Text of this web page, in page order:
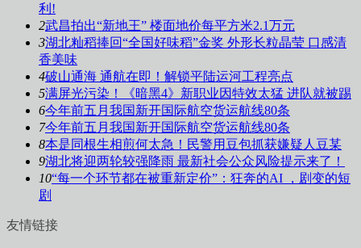
利!
2武昌拍出“新地王” 楼面地价每平方米2.1万元
3湖北籼稻捧回“全国好味稻”金奖 外形长粒晶莹 口感清
香美味
4破山通海 通航在即！解锁平陆运河工程亮点
5满屏光污染！《暗黑4》新职业因特效太猛 进队就被踢
6今年前五月我国新开国际航空货运航线80条
7今年前五月我国新开国际航空货运航线80条
8本是同根生相煎何太急！民警用豆包抓获嫌疑人豆某
9湖北将迎两轮较强降雨 最新社会公众风险提示来了！
10“每一个环节都在被重新定价”：狂奔的AI ，剧变的短
剧
友情链接